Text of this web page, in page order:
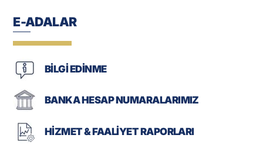
E-ADALAR
BİLGİ EDİNME
BANKA HESAP NUMARALARIMIZ
HİZMET & FAALİYET RAPORLARI